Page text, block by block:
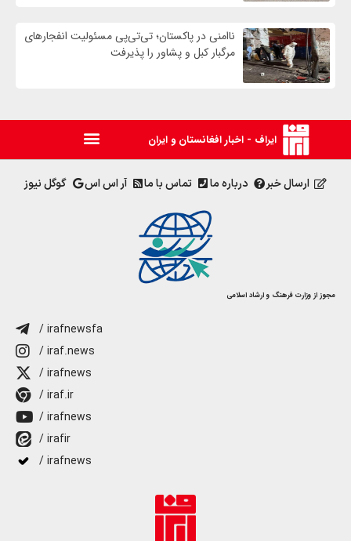
ناامنی در پاکستان؛ تی‌تی‌پی مسئولیت انفجارهای
مرگبار کبل و پشاور را پذیرفت
ایراف - اخبار افغانستان و ایران
ارسال خبر درباره ما تماس با ما آر اس اس گوگل نیوز
مجوز از وزارت فرهنگ و ارشاد اسلامی
/ irafnewsfa
/ iraf.news
/ irafnews
/ iraf.ir
/ irafnews
/ irafir
/ irafnews